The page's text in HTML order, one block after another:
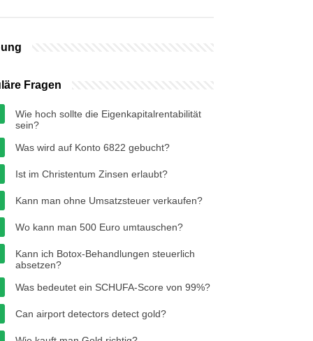
Fragen
Wie hoch sollte die Eigenkapitalrentabilität
sein?
Was wird auf Konto 6822 gebucht?
Ist im Christentum Zinsen erlaubt?
Kann man ohne Umsatzsteuer verkaufen?
Wo kann man 500 Euro umtauschen?
Kann ich Botox-Behandlungen steuerlich
absetzen?
Was bedeutet ein SCHUFA-Score von 99%?
Can airport detectors detect gold?